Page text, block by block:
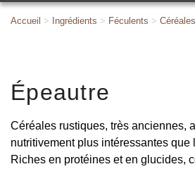
Accueil > Ingrédients > Féculents > Céréales
Épeautre
Céréales rustiques, très anciennes,
nutritivement plus intéressantes que
Riches en protéines et en glucides,